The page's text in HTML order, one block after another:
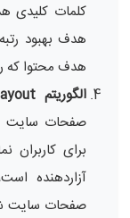
کلمات کلیدی
هدف بهبود
هدف محتوا که
الگوریتم page layout:
صفحات سایت
برای
آزاردهنده
صفحات سایت